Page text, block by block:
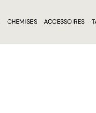
CHEMISES ACCESSOIRES